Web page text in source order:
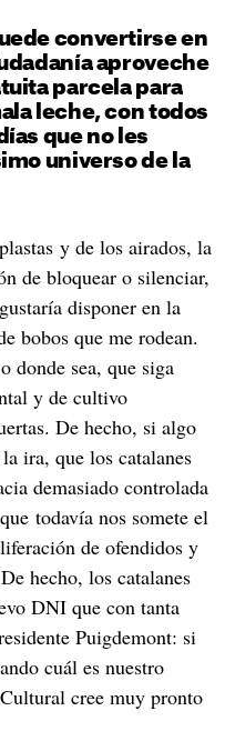
convertirse en
aproveche
parcela para
leche, con todos
que no les
universo de la
y de los airados, la
de bloquear o silenciar,
disponer en la
bobos que me rodean.
donde sea, que siga
y de cultivo
De hecho, si algo
ira, que los catalanes
demasiado controlada
todavía nos somete el
de ofendidos y
hecho, los catalanes
DNI que con tanta
Puigdemont: si
cuál es nuestro
cree muy pronto